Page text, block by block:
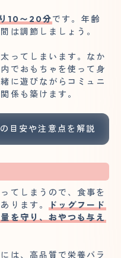
10〜20分です。年齢
は調節しましょう。
ってしまいます。なか
でおもちゃを使って身
に遊びながらコミュニ
係も築けます。
目安や注意点を解説
てしまうので、食事を
ります。
ドッグフード
を守り、おやつも与え
は、高品質で栄養バラ